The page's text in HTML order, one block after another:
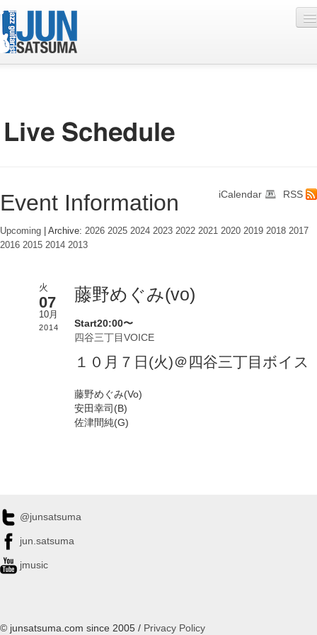
Discography
Photo
Contact
Online Lesson
RSS
iCalendar
Event Information
Upcoming | Archive: 2026 2025 2024 2023 2022 2021 2020 2019 2018 2017
2016 2015 2014 2013
火
07
10月
2014
藤野めぐみ(vo)
Start20:00〜
四谷三丁目VOICE
１０月７日(火)＠四谷三丁目ボイス
藤野めぐみ(Vo)
安田幸司(B)
佐津間純(G)
@junsatsuma
jun.satsuma
jmusic
© junsatsuma.com since 2005 / Privacy Policy